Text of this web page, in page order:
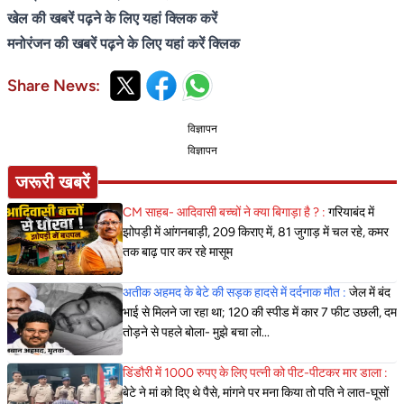
खेल की खबरें पढ़ने के लिए यहां क्लिक करें
मनोरंजन की खबरें पढ़ने के लिए यहां करें क्लिक
Share News:
विज्ञापन
विज्ञापन
जरूरी खबरें
CM साहब- आदिवासी बच्चों ने क्या बिगाड़ा है ? : गरियाबंद में
झोपड़ी में आंगनबाड़ी, 209 किराए में, 81 जुगाड़ में चल रहे, कमर
तक बाढ़ पार कर रहे मासूम
अतीक अहमद के बेटे की सड़क हादसे में दर्दनाक मौत : जेल में बंद
भाई से मिलने जा रहा था; 120 की स्पीड में कार 7 फीट उछली, दम
तोड़ने से पहले बोला- मुझे बचा लो...
डिंडौरी में 1000 रुपए के लिए पत्नी को पीट-पीटकर मार डाला :
बेटे ने मां को दिए थे पैसे, मांगने पर मना किया तो पति ने लात-घूसों